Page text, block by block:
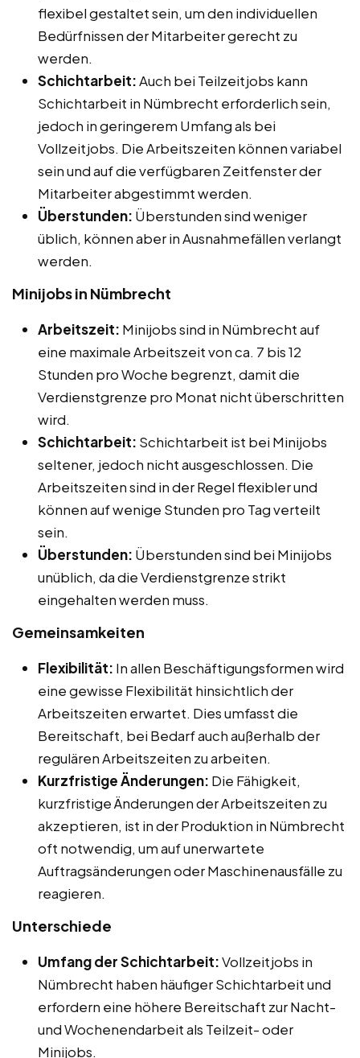
flexibel gestaltet sein, um den individuellen
Bedürfnissen der Mitarbeiter gerecht zu
werden.
Schichtarbeit:Auch bei Teilzeitjobs kann
Schichtarbeit in Nümbrecht erforderlich sein,
jedoch in geringerem Umfang als bei
Vollzeitjobs. Die Arbeitszeiten können variabel
sein und auf die verfügbaren Zeitfenster der
Mitarbeiter abgestimmt werden.
Überstunden: Überstunden sind weniger
üblich, können aber in Ausnahmefällen verlangt
werden.
Minijobs in Nümbrecht
Arbeitszeit: Minijobs sind in Nümbrecht auf
eine maximale Arbeitszeit von ca. 7 bis 12
Stunden pro Woche begrenzt, damit die
Verdienstgrenze pro Monat nicht überschritten
wird.
Schichtarbeit: Schichtarbeit ist bei Minijobs
seltener, jedoch nicht ausgeschlossen. Die
Arbeitszeiten sind in der Regel flexibler und
können auf wenige Stunden pro Tag verteilt
sein.
Überstunden: Überstunden sind bei Minijobs
unüblich, da die Verdienstgrenze strikt
eingehalten werden muss.
Gemeinsamkeiten
Flexibilität: In allen Beschäftigungsformen wird
eine gewisse Flexibilität hinsichtlich der
Arbeitszeiten erwartet. Dies umfasst die
Bereitschaft, bei Bedarf auch außerhalb der
regulären Arbeitszeiten zu arbeiten.
Kurzfristige Änderungen: Die Fähigkeit,
kurzfristige Änderungen der Arbeitszeiten zu
akzeptieren, ist in der Produktion in Nümbrecht
oft notwendig, um auf unerwartete
Auftragsänderungen oder Maschinenausfälle zu
reagieren.
Unterschiede
Umfang der Schichtarbeit:Vollzeitjobs in
Nümbrecht haben häufiger Schichtarbeit und
erfordern eine höhere Bereitschaft zur Nacht-
und Wochenendarbeit als Teilzeit- oder
Minijobs.